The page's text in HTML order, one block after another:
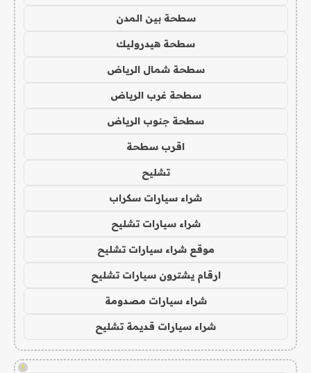
سطحة بين المدن
سطحة هيدروليك
سطحة شمال الرياض
سطحة غرب الرياض
سطحة جنوب الرياض
اقرب سطحة
تشليح
شراء سيارات سكراب
شراء سيارات تشليح
موقع شراء سيارات تشليح
ارقام يشترون سيارات تشليح
شراء سيارات مصدومة
شراء سيارات قديمة تشليح
!